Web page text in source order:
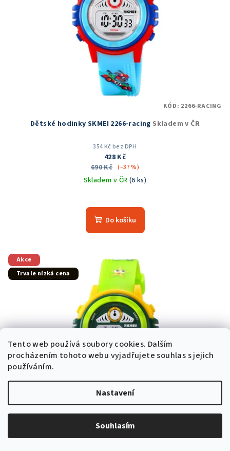
Tento web používá soubory cookies. Dalším
procházením tohoto webu vyjadřujete souhlas s jejich
používáním.
Nastavení
Souhlasím
Dětské hodinky SKMEI 2266-racing Skladem v ČR
354 Kč bez DPH
428 Kč
690 Kč (–37 %)
Skladem v ČR (6 ks)
Do košíku
KÓD: 2266-RACING
Akce
Trvale nízká cena
Dětské hodinky SKMEI 2266-turtleSkladem v ČR